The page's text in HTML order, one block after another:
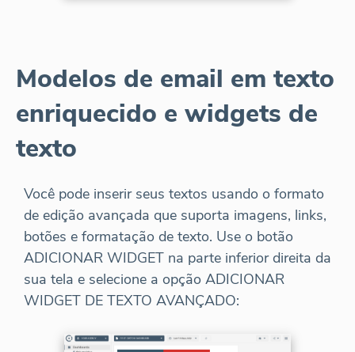
Modelos de email em texto
enriquecido e widgets de
texto
Você pode inserir seus textos usando o formato
de edição avançada que suporta imagens, links,
botões e formatação de texto. Use o botão
ADICIONAR WIDGET na parte inferior direita da
sua tela e selecione a opção ADICIONAR
WIDGET DE TEXTO AVANÇADO: